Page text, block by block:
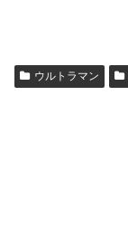
ウルトラマン